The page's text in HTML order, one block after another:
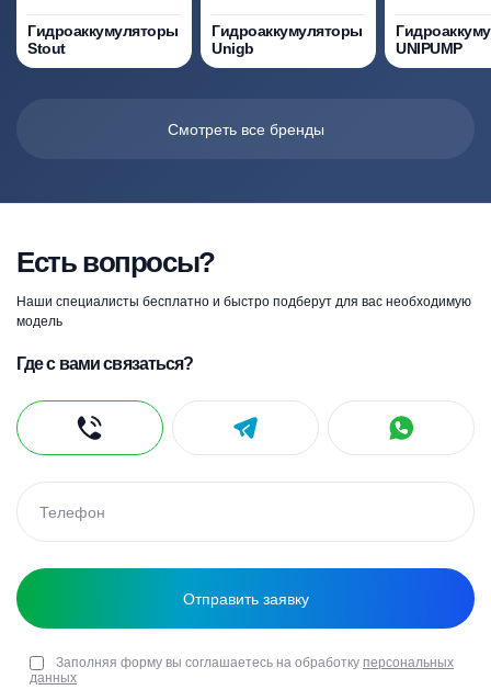
Гидроаккумуляторы
Stout
Гидроаккумуляторы
Unigb
UNIPUMP
Смотреть все бренды
Есть вопросы?
Наши специалисты бесплатно и быстро подберут для вас необходимую
модель
Где с вами связаться?
Заполняя форму вы соглашаетесь на обработку персональных
данных